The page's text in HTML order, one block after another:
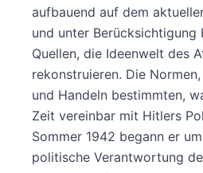
aufbauend auf dem
und unter Berücksichtigung
Quellen, die Ideenwelt des
rekonstruieren. Die
und Handeln bestimmten,
Zeit vereinbar mit Hitlers
Sommer 1942 begann er
politische Verantwortung